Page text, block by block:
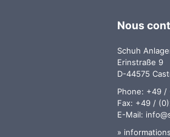
Nous
Schuh
Erinstraße 9
D-44575
Phone: +49
Fax: +49 /
E-Mail:
»